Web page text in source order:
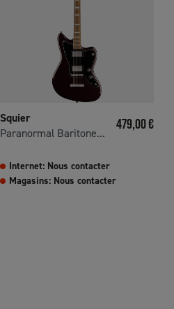
Squier
Paranormal Baritone...
Prix
479,00 €
Internet: Nous contacter
Magasins: Nous contacter